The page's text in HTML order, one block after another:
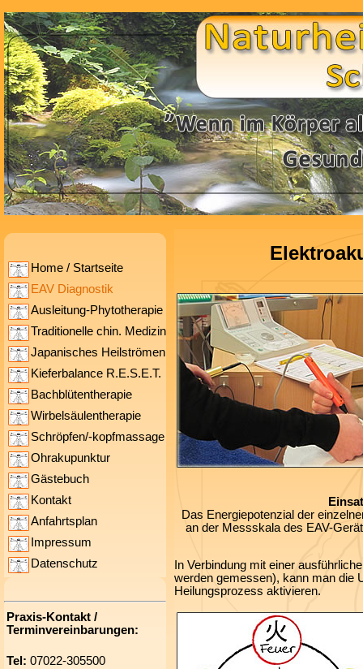
Home / Startseite
EAV Diagnostik
Ausleitung-Phytotherapie
Traditionelle chin. Medizin
Japanisches Heilströmen
Kieferbalance R.E.S.E.T.
Bachblütentherapie
Wirbelsäulentherapie
Schröpfen/-kopfmassage
Ohrakupunktur
Gästebuch
Kontakt
Anfahrtsplan
Impressum
Datenschutz
Praxis-Kontakt /
Terminvereinbarungen:
Tel: 07022-305500
Das Energiepotenzial der
an der Messskala des EAV-
In Verbindung mit einer
werden gemessen), kann man die
Heilungsprozess aktivieren.